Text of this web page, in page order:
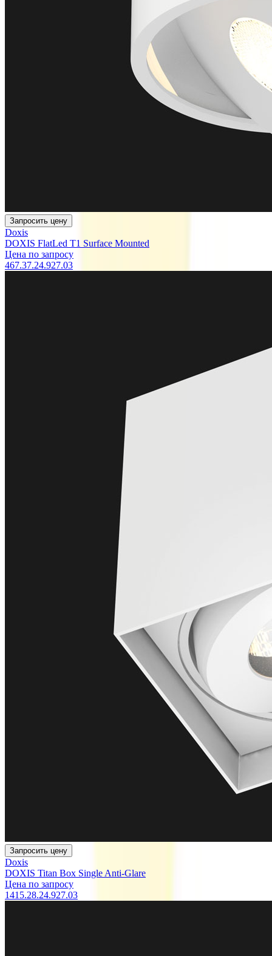
Запросить цену
Doxis
DOXIS FlatLed T1 Surface Mounted
Цена по запросу
467.37.24.927.03
Запросить цену
Doxis
DOXIS Titan Box Single Anti-Glare
Цена по запросу
1415.28.24.927.03